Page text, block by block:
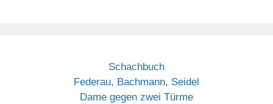
Schachbuch
Federau, Bachmann, Seidel
Dame gegen zwei Türme